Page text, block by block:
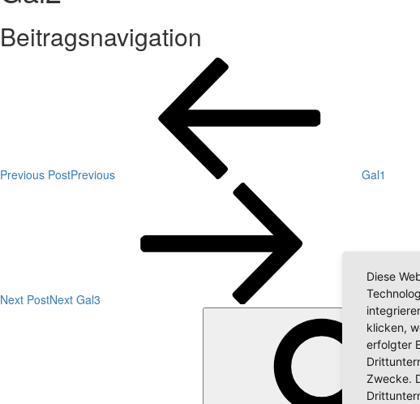
Beitragsnavigation
Previous PostPrevious Gal1
Next PostNext Gal3
Diese
klicken,
erfolgter
Zwecke.